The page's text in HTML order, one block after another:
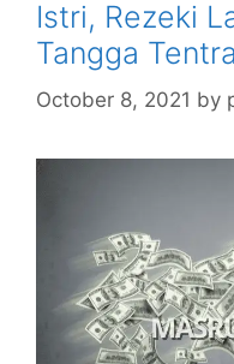
Istri, Rezeki
Tangga
October 8, 2021 by